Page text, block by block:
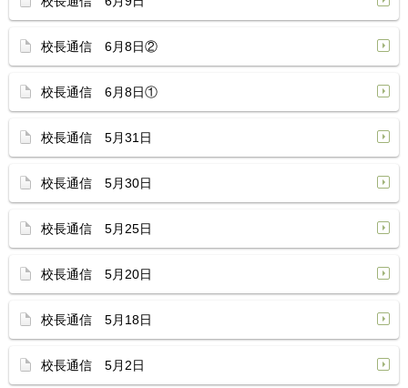
校長通信 6月8日②
校長通信 6月8日①
校長通信 5月31日
校長通信 5月30日
校長通信 5月25日
校長通信 5月20日
校長通信 5月18日
校長通信 5月2日